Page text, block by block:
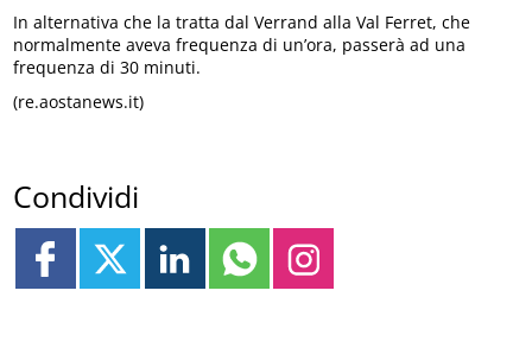
In alternativa che la tratta dal Verrand alla Val Ferret, che
normalmente aveva frequenza di un’ora, passerà ad una
frequenza di 30 minuti.
(re.aostanews.it)
Condividi